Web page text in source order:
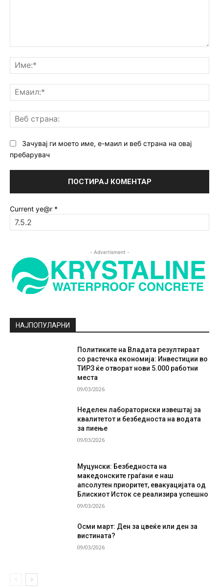
Зачувај ги моето име, е-маил и веб страна на овај
пребарувач
Current ye@r *
- Advertisment -
НАЈПОПУЛАРНИ
Политиките на Владата резултираат
со растечка економија: Инвестиции во
ТИРЗ ќе отворат нови 5.000 работни
места
09/03/2026
Неделен лабораториски извештај за
квалитетот и безбедноста на водата
за пиење
09/03/2026
Муцунски: Безбедноста на
македонските граѓани е наш
апсолутен приоритет, евакуацијата од
Блискиот Исток се реализира успешно
09/03/2026
Осми март: Ден за цвеќе или ден за
вистината?
09/03/2026